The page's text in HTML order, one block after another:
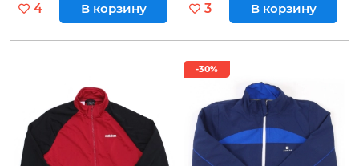
4 В корзину 3 В корзину
-30%